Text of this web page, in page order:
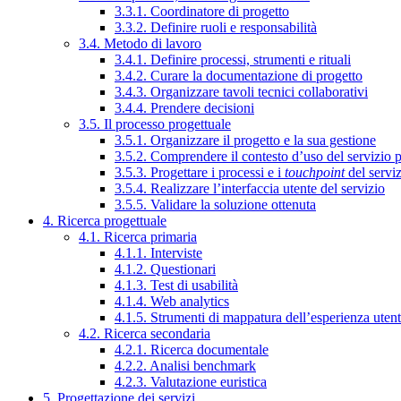
3.3.1. Coordinatore di progetto
3.3.2. Definire ruoli e responsabilità
3.4. Metodo di lavoro
3.4.1. Definire processi, strumenti e rituali
3.4.2. Curare la documentazione di progetto
3.4.3. Organizzare tavoli tecnici collaborativi
3.4.4. Prendere decisioni
3.5. Il processo progettuale
3.5.1. Organizzare il progetto e la sua gestione
3.5.2. Comprendere il contesto d’uso del servizio
3.5.3. Progettare i processi e i touchpointdel
3.5.4. Realizzare l’interfaccia utente del servizio
3.5.5. Validare la soluzione ottenuta
4. Ricerca progettuale
4.1. Ricerca primaria
4.1.1. Interviste
4.1.2. Questionari
4.1.3. Test di usabilità
4.1.4. Web analytics
4.1.5. Strumenti di mappatura dell’esperienza
4.2. Ricerca secondaria
4.2.1. Ricerca documentale
4.2.2. Analisi benchmark
4.2.3. Valutazione euristica
5. Progettazione dei servizi